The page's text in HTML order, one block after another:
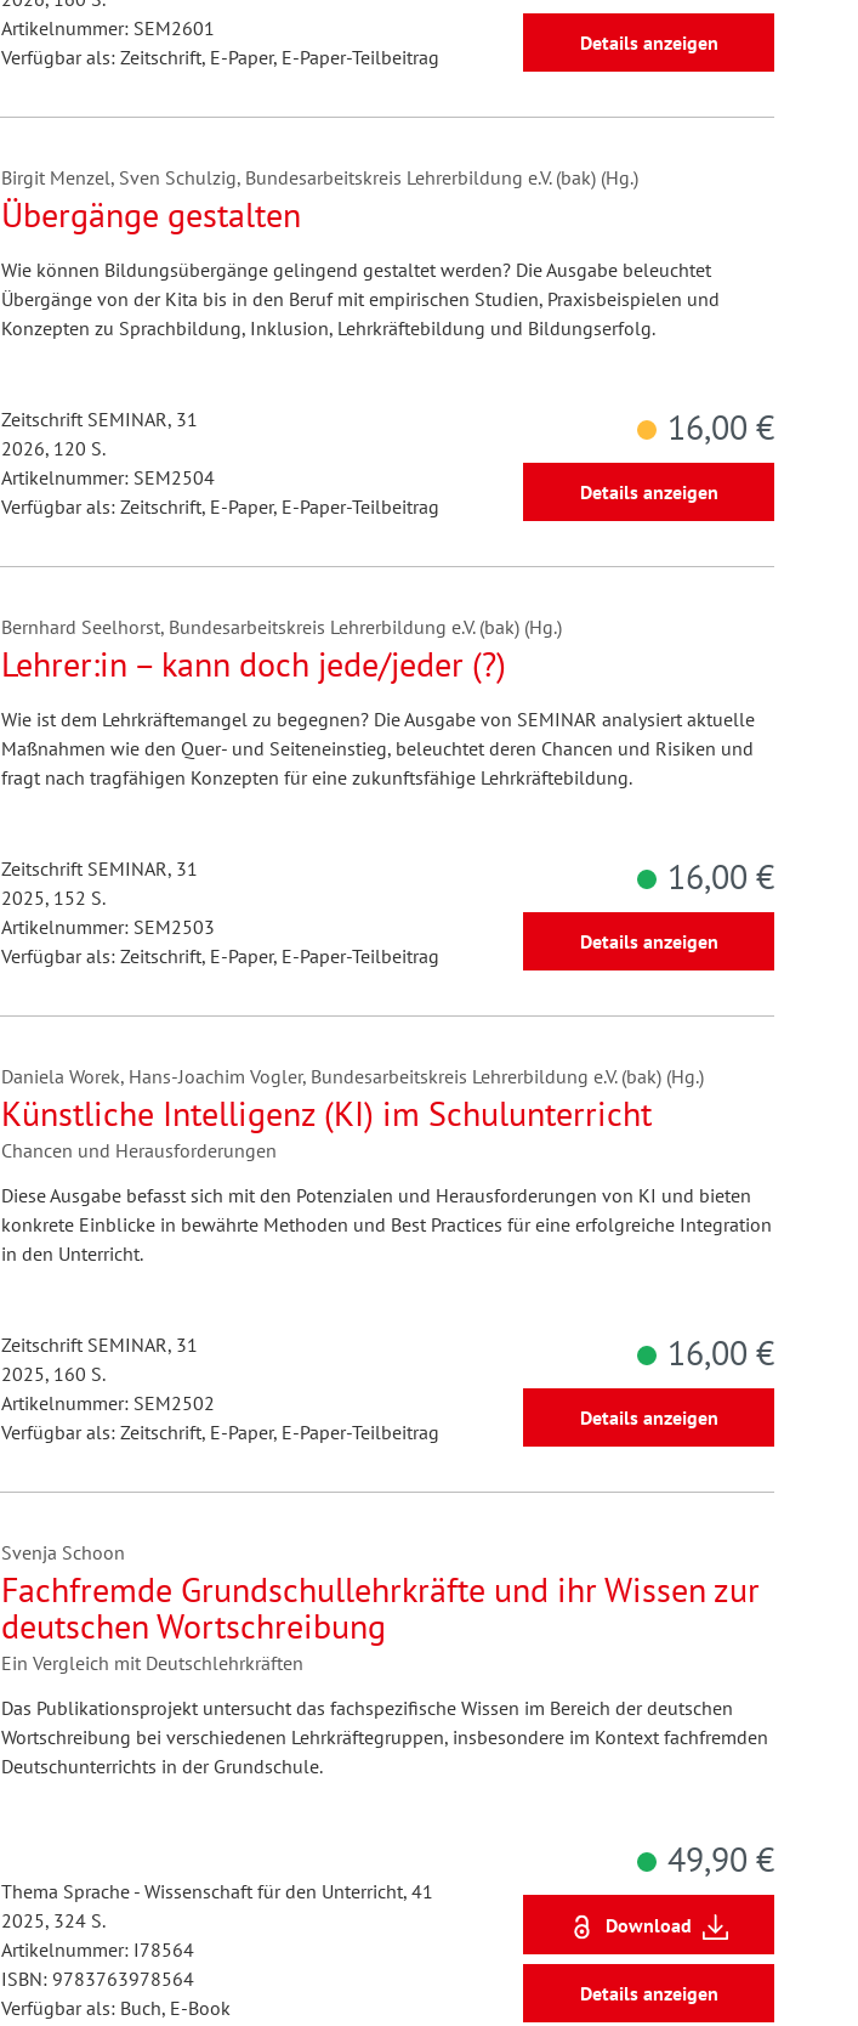
Artikelnummer: SEM2601
Verfügbar als: Zeitschrift, E-Paper, E-Paper-Teilbeitrag
Details anzeigen
Birgit Menzel, Sven Schulzig, Bundesarbeitskreis Lehrerbildung e.V. (bak) (Hg.)
Übergänge gestalten
Wie können Bildungsübergänge gelingend gestaltet werden? Die Ausgabe beleuchtet
Übergänge von der Kita bis in den Beruf mit empirischen Studien, Praxisbeispielen und
Konzepten zu Sprachbildung, Inklusion, Lehrkräftebildung und Bildungserfolg.
Zeitschrift SEMINAR, 31
2026, 120 S.
Artikelnummer: SEM2504
Verfügbar als: Zeitschrift, E-Paper, E-Paper-Teilbeitrag
16,00 €
Details anzeigen
Bernhard Seelhorst, Bundesarbeitskreis Lehrerbildung e.V. (bak) (Hg.)
Lehrer:in – kann doch jede/jeder (?)
Wie ist dem Lehrkräftemangel zu begegnen? Die Ausgabe von SEMINAR analysiert aktuelle
Maßnahmen wie den Quer- und Seiteneinstieg, beleuchtet deren Chancen und Risiken und
fragt nach tragfähigen Konzepten für eine zukunftsfähige Lehrkräftebildung.
Zeitschrift SEMINAR, 31
2025, 152 S.
Artikelnummer: SEM2503
Verfügbar als: Zeitschrift, E-Paper, E-Paper-Teilbeitrag
16,00 €
Details anzeigen
Daniela Worek, Hans-Joachim Vogler, Bundesarbeitskreis Lehrerbildung e.V. (bak) (Hg.)
Künstliche Intelligenz (KI) im Schulunterricht
Chancen und Herausforderungen
Diese Ausgabe befasst sich mit den Potenzialen und Herausforderungen von KI und bieten
konkrete Einblicke in bewährte Methoden und Best Practices für eine erfolgreiche Integration
in den Unterricht.
Zeitschrift SEMINAR, 31
2025, 160 S.
Artikelnummer: SEM2502
Verfügbar als: Zeitschrift, E-Paper, E-Paper-Teilbeitrag
16,00 €
Details anzeigen
Svenja Schoon
Fachfremde Grundschullehrkräfte und ihr Wissen zur
deutschen Wortschreibung
Ein Vergleich mit Deutschlehrkräften
Das Publikationsprojekt untersucht das fachspezifische Wissen im Bereich der deutschen
Wortschreibung bei verschiedenen Lehrkräftegruppen, insbesondere im Kontext fachfremden
Deutschunterrichts in der Grundschule.
Thema Sprache - Wissenschaft für den Unterricht, 41
2025, 324 S.
Artikelnummer: I78564
ISBN: 9783763978564
Verfügbar als: Buch, E-Book
49,90 €
Download
Details anzeigen